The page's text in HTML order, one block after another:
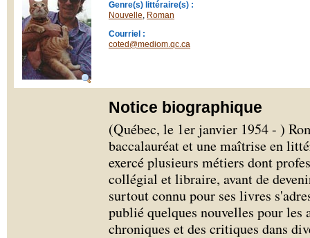
Genre(s) littéraire(s) :
Nouvelle, Roman
Courriel :
coted@mediom.qc.ca
Notice biographique
(Québec, le 1er janvier 1954 - )
baccalauréat et une maîtrise en
exercé plusieurs métiers dont
collégial et libraire, avant de
surtout connu pour ses livres
publié quelques nouvelles pour les
chroniques et des critiques dans